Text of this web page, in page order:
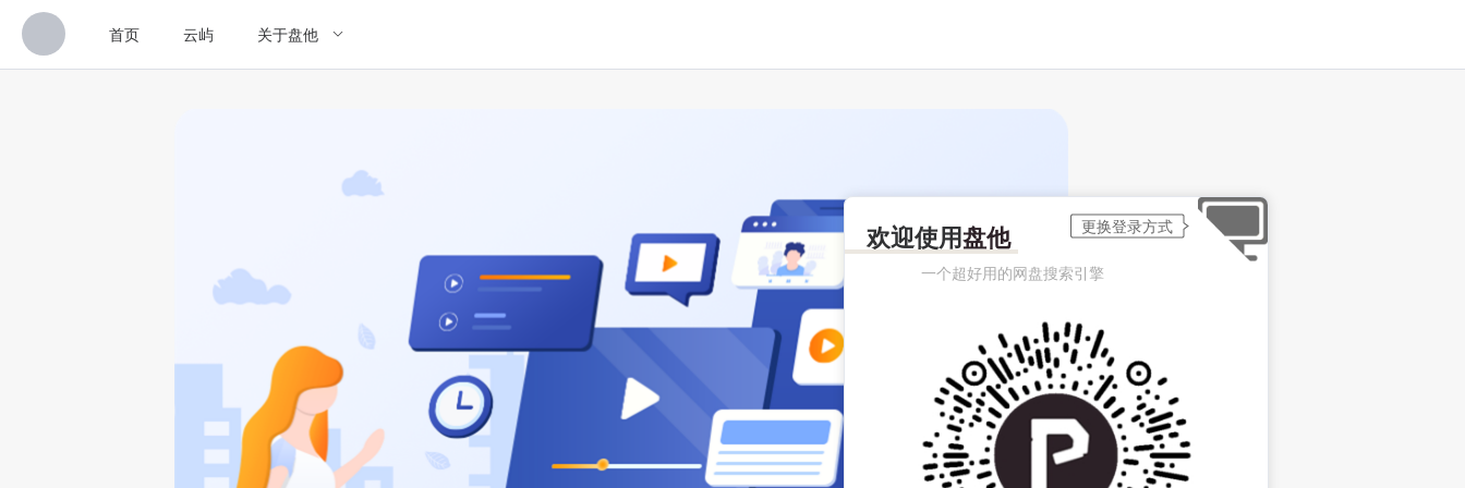
首页 云屿 关于盘他
欢迎使用盘他
一个超好用的网盘搜索引擎